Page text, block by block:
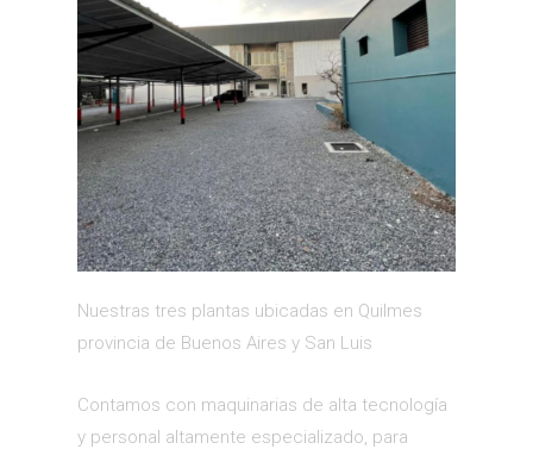
Nuestras tres plantas ubicadas en Quilmes
provincia de Buenos Aires y San Luis
Contamos con maquinarias de alta tecnología
y personal altamente especializado, para